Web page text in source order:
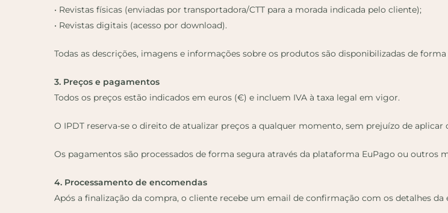
• Revistas físicas (enviadas por transportadora/CTT para a morada indicada pelo cliente);
• Revistas digitais (acesso por download).
Todas as descrições, imagens e informações sobre os produtos são disponibilizadas de forma
3. Preços e pagamentos
Todos os preços estão indicados em euros (€) e incluem IVA à taxa legal em vigor.
O IPDT reserva-se o direito de atualizar preços a qualquer momento, sem prejuízo de
Os pagamentos são processados de forma segura através da plataforma EuPago ou outros
4. Processamento de encomendas
Após a finalização da compra, o cliente recebe um email de confirmação com os detalhes da